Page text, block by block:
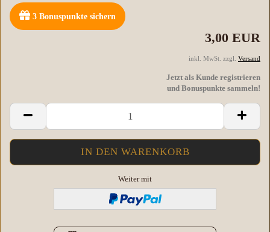
3 Bonuspunkte sichern
3,00 EUR
inkl. MwSt. zzgl. Versand
Jetzt als Kunde registrieren
und Bonuspunkte sammeln!
Weiter mit